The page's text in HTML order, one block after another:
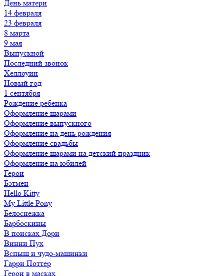
День матери
14 февраля
23 февраля
8 марта
9 мая
Выпускной
Последний звонок
Хеллоуин
Новый год
1 сентября
Рождение ребенка
Оформление шарами
Оформление выпускного
Оформление на день рождения
Оформление свадьбы
Оформление шарами на детский праздник
Оформление на юбилей
Герои
Бэтмен
Hello Kitty
My Little Pony
Белоснежка
Барбоскины
В поисках Дори
Винни Пух
Вспыш и чудо-машинки
Гарри Поттер
Герои в масках